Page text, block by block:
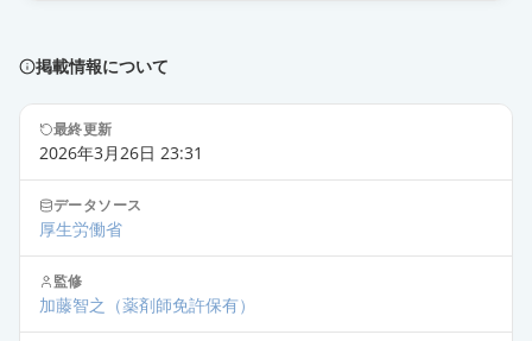
オロパタジン塩酸塩錠2.5mg「杏
林」
薬価 10.80 円
2.5mg「NIG」
薬価 10.80 円
オロパタジン塩酸塩錠2.5mg「クニ
通常出荷
掲載情報について
最終更新
2026年3月26日 23:31
データソース
厚生労働省
監修
加藤智之 （薬剤師免許保有）